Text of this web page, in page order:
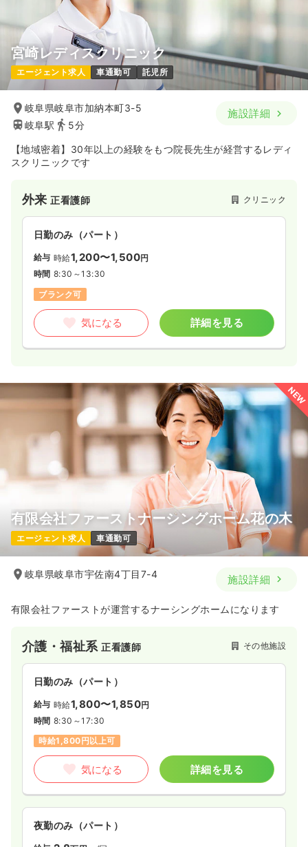
宮崎レディスクリニック
エージェント求人 車通勤可 託児所
岐阜県岐阜市加納本町3-5
岐阜駅
5分
施設詳細
【地域密着】30年以上の経験をもつ院長先生が経営するレディ
スクリニックです
外来正看護師 クリニック
日勤のみ（パート）
給与 時給1,200〜1,500円
時間 8:30～13:30
ブランク可
気になる 詳細を見る
NEW
有限会社ファーストナーシングホーム花の木
エージェント求人 車通勤可
岐阜県岐阜市宇佐南4丁目7-4 施設詳細
有限会社ファーストが運営するナーシングホームになります
介護・福祉系正看護師 その他施設
日勤のみ（パート）
給与 時給1,800〜1,850円
時間 8:30～17:30
時給1,800円以上可
気になる 詳細を見る
夜勤のみ（パート）